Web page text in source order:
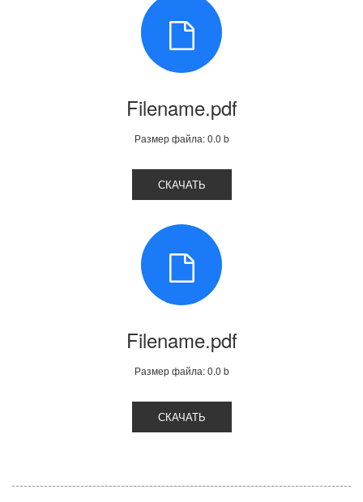
Filename.pdf
Размер файла: 0.0 b
СКАЧАТЬ
Filename.pdf
Размер файла: 0.0 b
СКАЧАТЬ